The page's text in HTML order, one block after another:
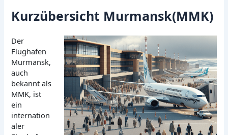
Kurzübersicht Murmansk(MMK)
Der
Flughafen
Murmansk,
auch
bekannt als
MMK, ist
ein
internation
aler